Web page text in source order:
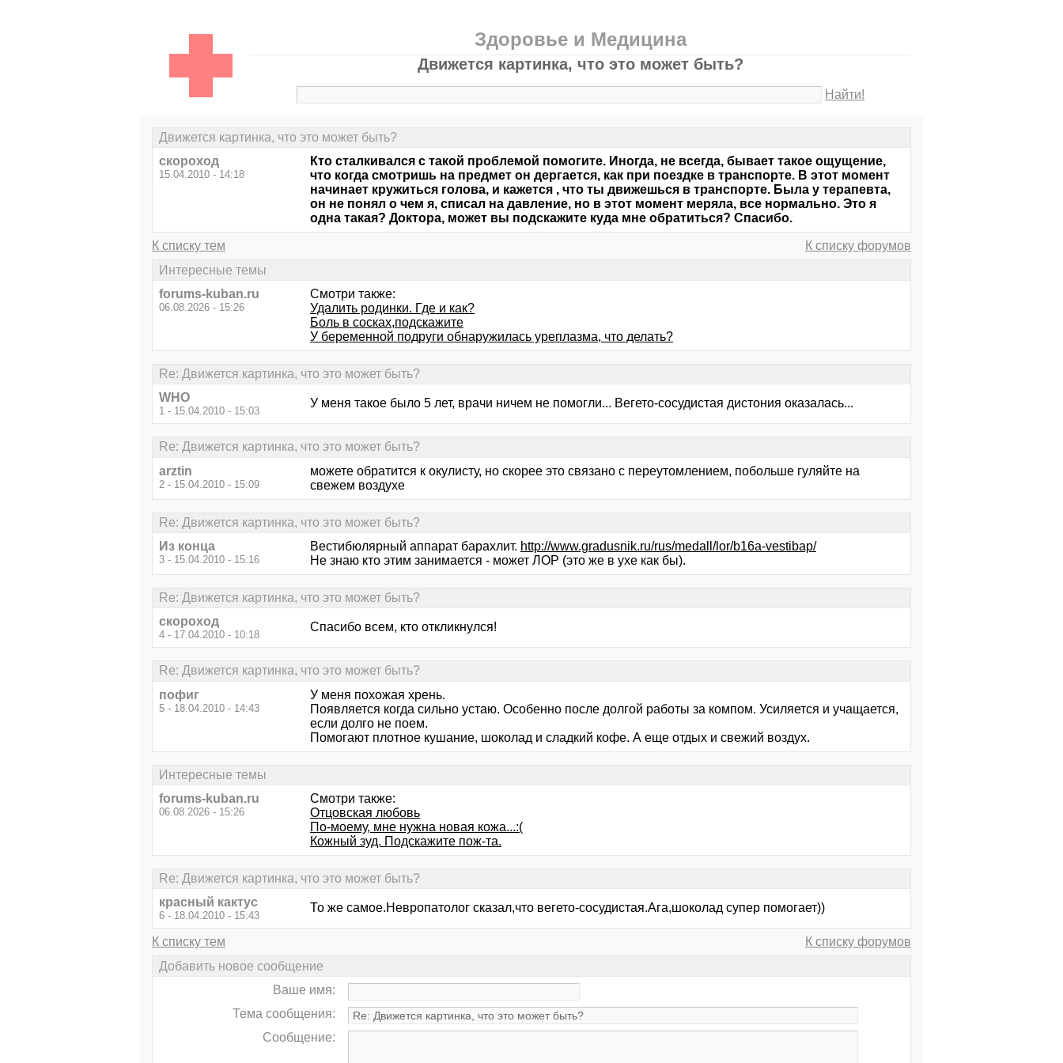
Здоровье и Медицина
Движется картинка, что это может быть?
Найти!
Движется картинка, что это может быть?
скороход
15.04.2010 - 14:18
Кто сталкивался с такой проблемой помогите. Иногда, не всегда, бывает такое ощущение,
что когда смотришь на предмет он дергается, как при поездке в транспорте. В этот момент
начинает кружиться голова, и кажется , что ты движешься в транспорте. Была у терапевта,
он не понял о чем я, списал на давление, но в этот момент меряла, все нормально. Это я
одна такая? Доктора, может вы подскажите куда мне обратиться? Спасибо.
К списку тем
К списку форумов
Интересные темы
forums-kuban.ru
06.08.2026 - 15:26
Смотри также:
Удалить родинки. Где и как?
Боль в сосках,подскажите
У беременной подруги обнаружилась уреплазма, что делать?
Re: Движется картинка, что это может быть?
WHO
1 - 15.04.2010 - 15:03
У меня такое было 5 лет, врачи ничем не помогли... Вегето-сосудистая дистония оказалась...
Re: Движется картинка, что это может быть?
arztin
2 - 15.04.2010 - 15:09
можете обратится к окулисту, но скорее это связано с переутомлением, побольше гуляйте на
свежем воздухе
Re: Движется картинка, что это может быть?
Из конца
3 - 15.04.2010 - 15:16
Вестибюлярный аппарат барахлит. http://www.gradusnik.ru/rus/medall/lor/b16a-vestibap/
Не знаю кто этим занимается - может ЛОР (это же в ухе как бы).
Re: Движется картинка, что это может быть?
скороход
4 - 17.04.2010 - 10:18
Спасибо всем, кто откликнулся!
Re: Движется картинка, что это может быть?
пофиг
5 - 18.04.2010 - 14:43
У меня похожая хрень.
Появляется когда сильно устаю. Особенно после долгой работы за компом. Усиляется и учащается,
если долго не поем.
Помогают плотное кушание, шоколад и сладкий кофе. А еще отдых и свежий воздух.
Интересные темы
forums-kuban.ru
06.08.2026 - 15:26
Смотри также:
Отцовская любовь
По-моему, мне нужна новая кожа...:(
Кожный зуд. Подскажите пож-та.
Re: Движется картинка, что это может быть?
красный кактус
6 - 18.04.2010 - 15:43
То же самое.Невропатолог сказал,что вегето-сосудистая.Ага,шоколад супер помогает))
К списку тем
К списку форумов
Добавить новое сообщение
Ваше имя:
Тема сообщения:
Сообщение: